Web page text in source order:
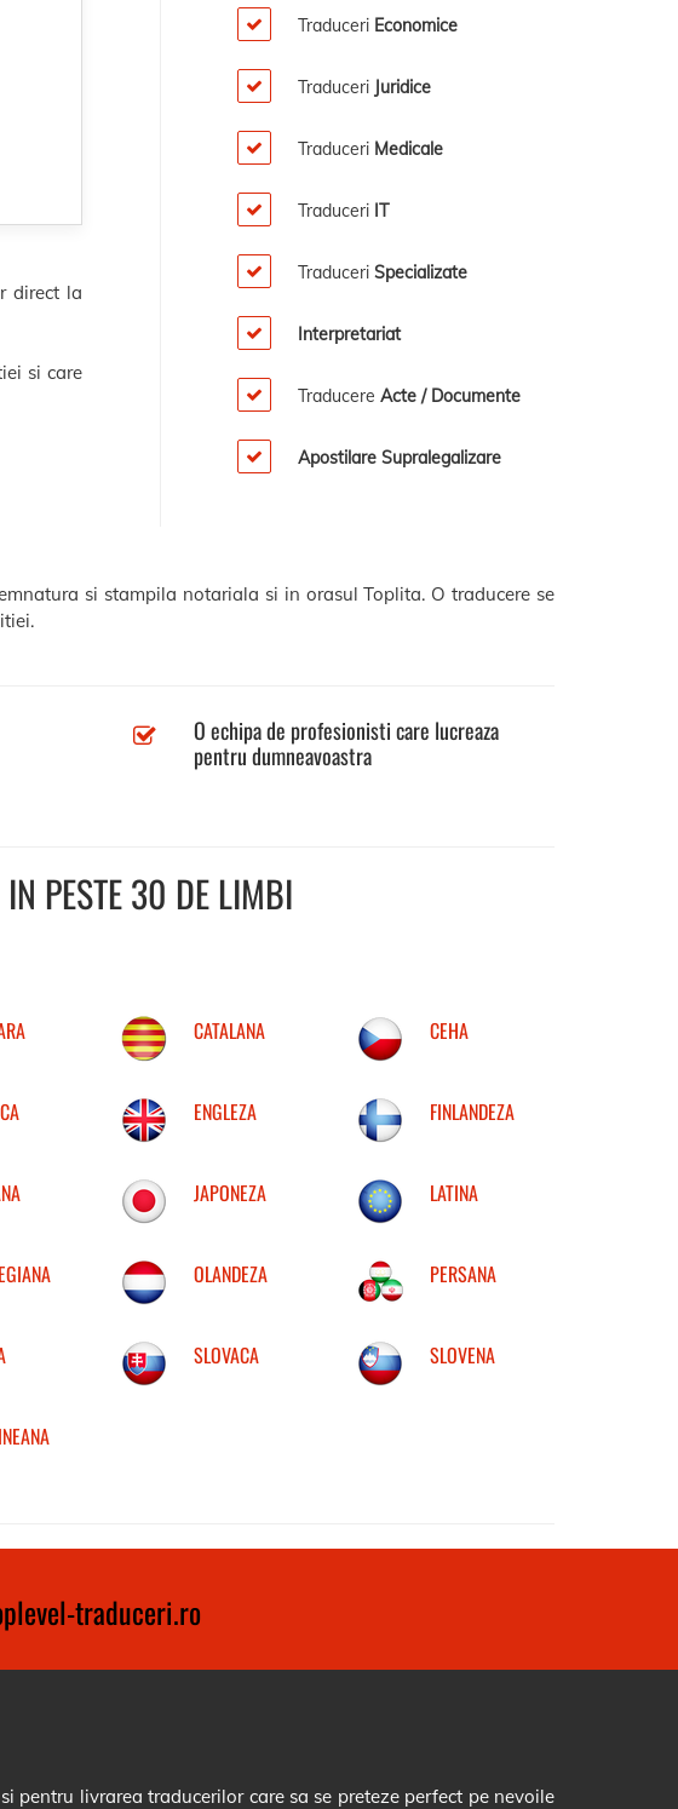
direct la
si care
Traduceri Economice
Traduceri Juridice
Traduceri Medicale
Traduceri IT
Traduceri Specializate
Interpretariat
Traducere Acte / Documente
Apostilare Supralegalizare
si stampila notariala si in orasul Toplita. O traducere se
O echipa de profesionisti care lucreaza
pentru dumneavoastra
PESTE 30 DE LIMBI
CATALANA CEHA
ENGLEZA FINLANDEZA
JAPONEZA LATINA
OLANDEZA PERSANA
SLOVACA SLOVENA
traduceri.ro
pentru livrarea traducerilor care sa se preteze perfect pe nevoile